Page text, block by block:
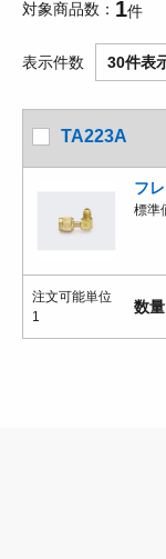
対象商品数 1件
表示件数 30件表
TA223A
フ
標準
注文可能単位
1
数量